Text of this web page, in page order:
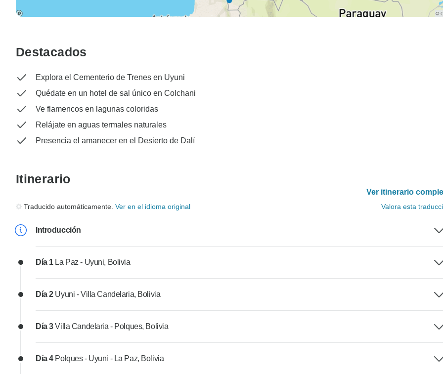
Destacados
Explora el Cementerio de Trenes en Uyuni
Quédate en un hotel de sal único en Colchani
Ve flamencos en lagunas coloridas
Relájate en aguas termales naturales
Presencia el amanecer en el Desierto de Dalí
Itinerario
Ver itinerario
Traducido automáticamente. Ver en el idioma original Valora esta
Introducción
Día 1 La Paz - Uyuni, Bolivia
Día 2 Uyuni - Villa Candelaria, Bolivia
Día 3Villa Candelaria - Polques, Bolivia
Día 4 Polques - Uyuni - La Paz, Bolivia